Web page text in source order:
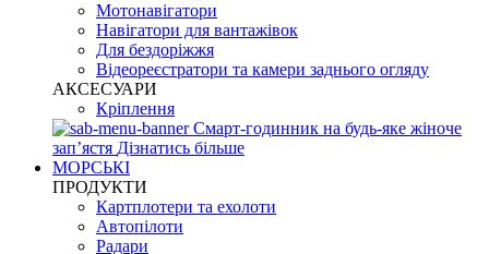
Мотонавігатори
Навігатори для вантажівок
Для бездоріжжя
Відеореєстратори та камери заднього огляду
АКСЕСУАРИ
Кріплення
Смарт-годинник на будь-яке жіноче
запʼястя Дізнатись більше
МОРСЬКІ
ПРОДУКТИ
Картплотери та ехолоти
Автопілоти
Радари